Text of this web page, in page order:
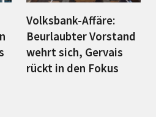
Volksbank-Affäre:
Beurlaubter Vorstand
wehrt sich, Gervais
rückt in den Fokus